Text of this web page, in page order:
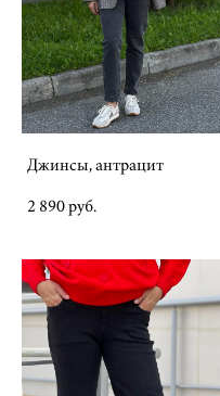
Джинсы, антрацит
2 890 pуб.